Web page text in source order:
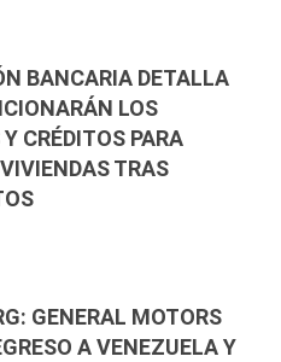
BANCARIA DETALLA
LOS
CRÉDITOS PARA
TRAS
GENERAL MOTORS
A VENEZUELA Y